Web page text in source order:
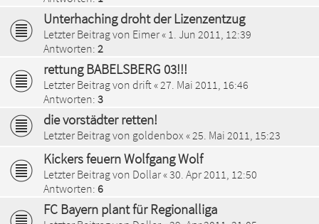
Unterhaching droht der Lizenzentzug
Letzter Beitrag von Eimer« 1. Jun 2011, 12:39
Antworten: 2
rettung BABELSBERG 03!!!
Letzter Beitrag von drift«27. Mai 2011, 16:46
Antworten: 3
die vorstädter retten!
Letzter Beitrag von goldenbox «25. Mai 2011, 15:23
Kickers feuern Wolfgang Wolf
Letzter Beitrag von Dollar«30. Apr 2011, 12:50
Antworten: 6
FC Bayern plant für Regionalliga